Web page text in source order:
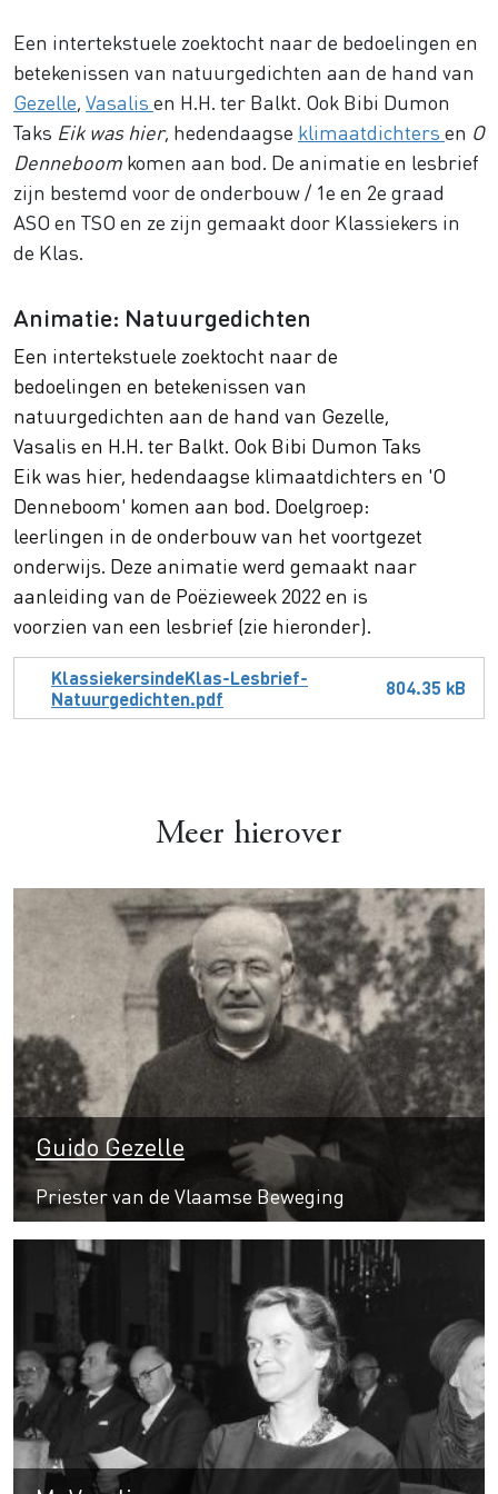
Een intertekstuele zoektocht naar de bedoelingen en
betekenissen van natuurgedichten aan de hand van
Gezelle Vasalis en H.H. ter Balkt. Ook Bibi Dumon
Taks Eik was hier, hedendaagse klimaatdichters en O
Denneboom komen aan bod. De animatie en lesbrief
zijn bestemd voor de onderbouw / 1e en 2e graad
ASO en TSO en ze zijn gemaakt door Klassiekers in
de Klas.
Animatie: Natuurgedichten
Een intertekstuele zoektocht naar de
bedoelingen en betekenissen van
natuurgedichten aan de hand van Gezelle,
Vasalis en H.H. ter Balkt. Ook Bibi Dumon Taks
Eik was hier, hedendaagse klimaatdichters en 'O
Denneboom' komen aan bod. Doelgroep:
leerlingen in de onderbouw van het voortgezet
onderwijs. Deze animatie werd gemaakt naar
aanleiding van de Poëzieweek 2022 en is
voorzien van een lesbrief (zie hieronder).
Document
KlassiekersindeKlas-Lesbrief-
Natuurgedichten.pdf
804.35 kB
Meer hierover
Guido Gezelle
Priester van de Vlaamse Beweging